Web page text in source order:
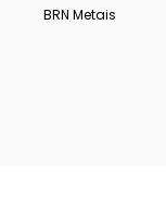
BRN Metais